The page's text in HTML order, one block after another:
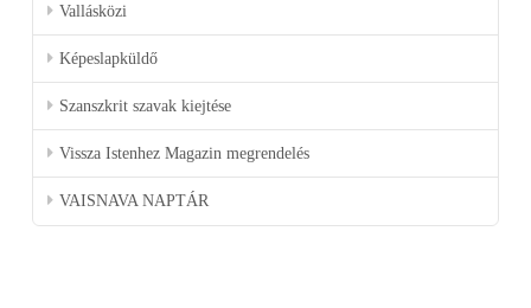
Vallásközi
Képeslapküldő
Szanszkrit szavak kiejtése
Vissza Istenhez Magazin megrendelés
VAISNAVA NAPTÁR